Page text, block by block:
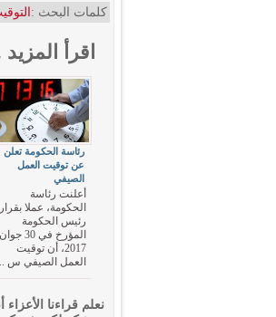
كلمات البحث :
اقرأ
رئاسة الحكومة تعلن
عن توقيت العمل
الصيفي
أعلنت رئاسة
الحكومة، عملا بقرار
رئيس الحكومة
المؤرخ في 30 جوان
2017، أن توقيت
العمل الصيفي س
نعلم قراءنا الأعزاء